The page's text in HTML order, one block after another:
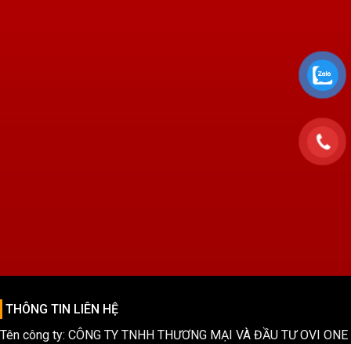
THÔNG TIN LIÊN HỆ
Tên công ty: CÔNG TY TNHH THƯƠNG MẠI VÀ ĐẦU TƯ OVI ONE